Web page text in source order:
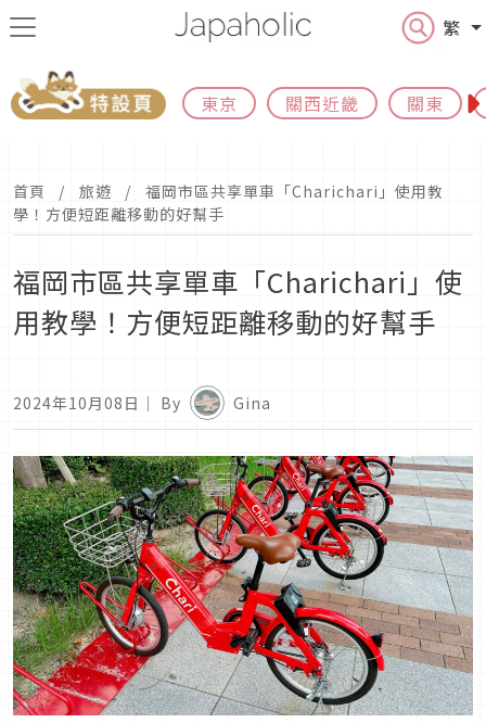
繁
東京 關西近畿 關東
首頁 旅遊
福岡市區共享單車「Charichari」使用教
學！方便短距離移動的好幫手
福岡市區共享單車「Charichari」使
用教學！方便短距離移動的好幫手
2024年10月08日 ｜ By Gina